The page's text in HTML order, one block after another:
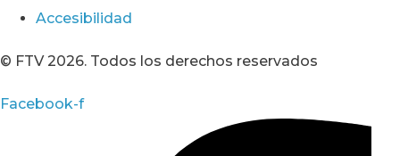
Accesibilidad
© FTV 2026. Todos los derechos reservados
Facebook-f